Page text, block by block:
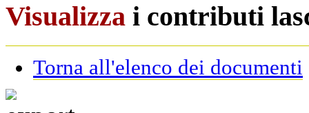
Visualizza i contributi
Torna all'elenco dei documenti